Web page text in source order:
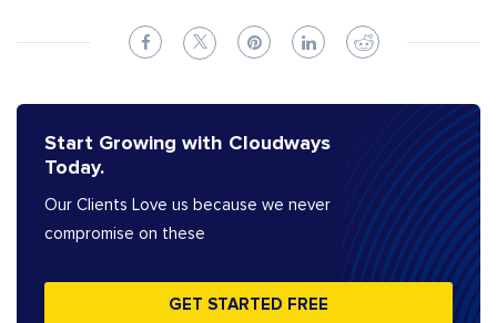
Start Growing with Cloudways
Today.
Our Clients Love us because we never
compromise on these
GET STARTED FREE